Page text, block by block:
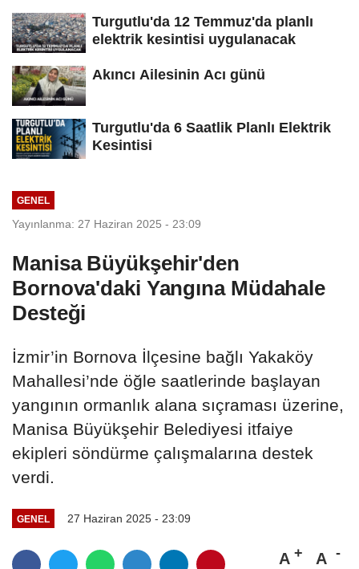
Turgutlu'da 12 Temmuz'da planlı
elektrik kesintisi uygulanacak
Akıncı Ailesinin Acı günü
Turgutlu'da 6 Saatlik Planlı Elektrik
Kesintisi
GENEL
Yayınlanma: 27 Haziran 2025 - 23:09
Manisa Büyükşehir'den
Bornova'daki Yangına Müdahale
Desteği
İzmir’in Bornova İlçesine bağlı Yakaköy
Mahallesi’nde öğle saatlerinde başlayan
yangının ormanlık alana sıçraması üzerine,
Manisa Büyükşehir Belediyesi itfaiye
ekipleri söndürme çalışmalarına destek
verdi.
GENEL 27 Haziran 2025 - 23:09
A A